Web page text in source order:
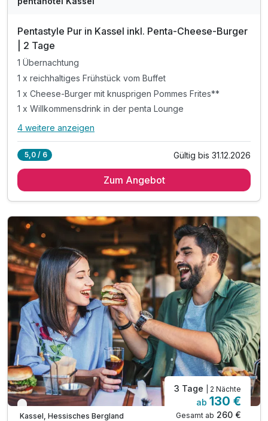
Pentastyle Pur in Kassel inkl. Penta-Cheese-Burger
| 2 Tage
1 Übernachtung
1 x reichhaltiges Frühstück vom Buffet
1 x Cheese-Burger mit knusprigen Pommes Frites**
1 x Willkommensdrink in der penta Lounge
Alle Inklusivleistungen
1 x reichhaltiges Frühstück vom Buffet
inkl. Billard spielen in der penta Lounge
inkl. Late check-out 15 Uhr (nach Verfügbarkeit)
inkl. Nutzung des Fitnessbereiches
inkl. Wlan Nutzung
4 weitere anzeigen
5,0 / 6 Gültig bis 31.12.2026
Zum Angebot
Verfügbar bis Dezember
Kassel, Hessisches Bergland
3 Tage | 2 Nächte
ab 130 €
Gesamt ab 260 €